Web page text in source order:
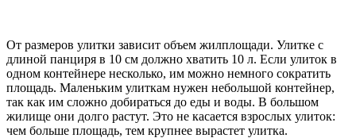
От размеров улитки зависит объем жилплощади. Улитке с
длиной панциря в 10 см должно хватить 10 л. Если улиток в
одном контейнере несколько, им можно немного сократить
площадь. Маленьким улиткам нужен небольшой контейнер,
так как им сложно добираться до еды и воды. В большом
жилище они долго растут. Это не касается взрослых улиток:
чем больше площадь, тем крупнее вырастет улитка.